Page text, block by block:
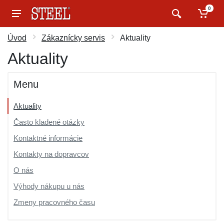
0
Úvod Zákaznícky servis Aktuality
Aktuality
Menu
Aktuality
Často kladené otázky
Kontaktné informácie
Kontakty na dopravcov
O nás
Výhody nákupu u nás
Zmeny pracovného času